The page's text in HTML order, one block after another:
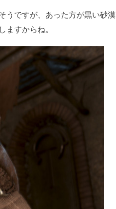
うですが、あった方が黒い砂漠
すからね。